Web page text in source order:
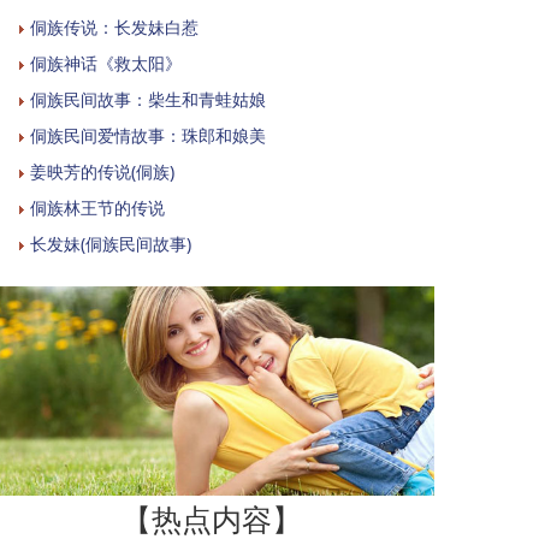
侗族传说：长发妹白惹
侗族神话《救太阳》
侗族民间故事：柴生和青蛙姑娘
侗族民间爱情故事：珠郎和娘美
姜映芳的传说(侗族)
侗族林王节的传说
长发妹(侗族民间故事)
【热点内容】